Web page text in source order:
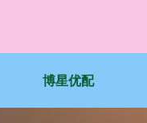
博星优配